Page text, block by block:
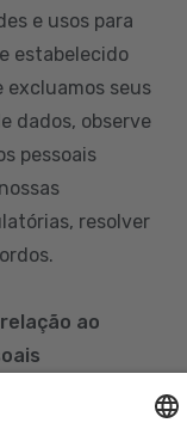
e usos para
estabelecido
excluamos seus
dados, observe
pessoais
resolver
ao